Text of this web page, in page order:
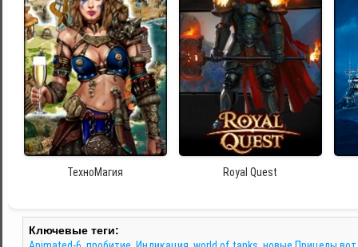
ТехноМагия Royal Quest
Ключевые теги: